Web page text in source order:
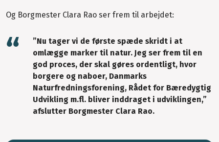
Og Borgmester Clara Rao ser frem til arbejdet:
”Nu tager vi de første spæde skridt i at
omlægge marker til natur. Jeg ser frem til en
god proces, der skal gøres ordentligt, hvor
borgere og naboer, Danmarks
Naturfredningsforening, Rådet for Bæredygtig
Udvikling m.fl. bliver inddraget i udviklingen,”
afslutter Borgmester Clara Rao.